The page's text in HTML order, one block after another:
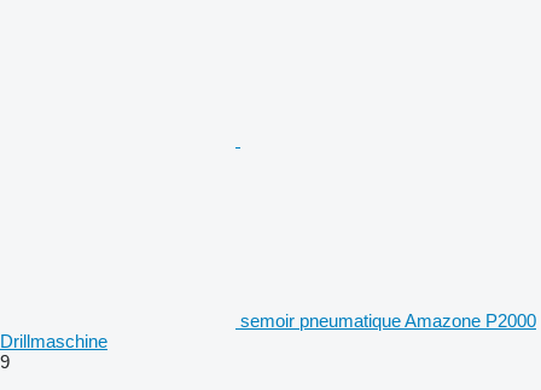
semoir pneumatique Amazone P2000
Drillmaschine
9